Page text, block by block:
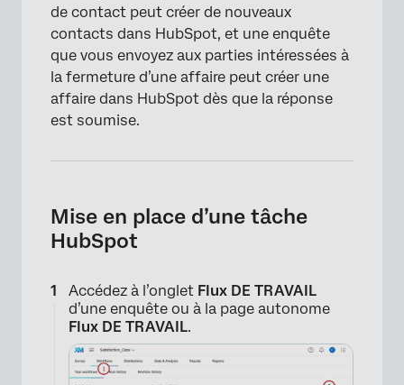
de contact peut créer de nouveaux
contacts dans HubSpot, et une enquête
que vous envoyez aux parties intéressées à
la fermeture d’une affaire peut créer une
affaire dans HubSpot dès que la réponse
est soumise.
Mise en place d’une tâche
HubSpot
Accédez à l’onglet Flux DE TRAVAIL
d’une enquête ou à la page autonome
Flux DE TRAVAIL.